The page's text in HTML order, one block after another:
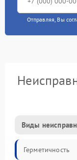
Отправляя, Вы
Виды
Герметичность